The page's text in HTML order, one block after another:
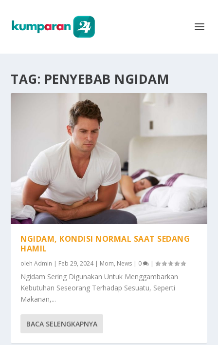
TAG: PENYEBAB NGIDAM
NGIDAM, KONDISI NORMAL SAAT SEDANG
HAMIL
olehAdmin | Feb 29, 2024| Mom, News | 0 |
Ngidam Sering Digunakan Untuk Menggambarkan
Kebutuhan Seseorang Terhadap Sesuatu, Seperti
Makanan,...
BACA SELENGKAPNYA